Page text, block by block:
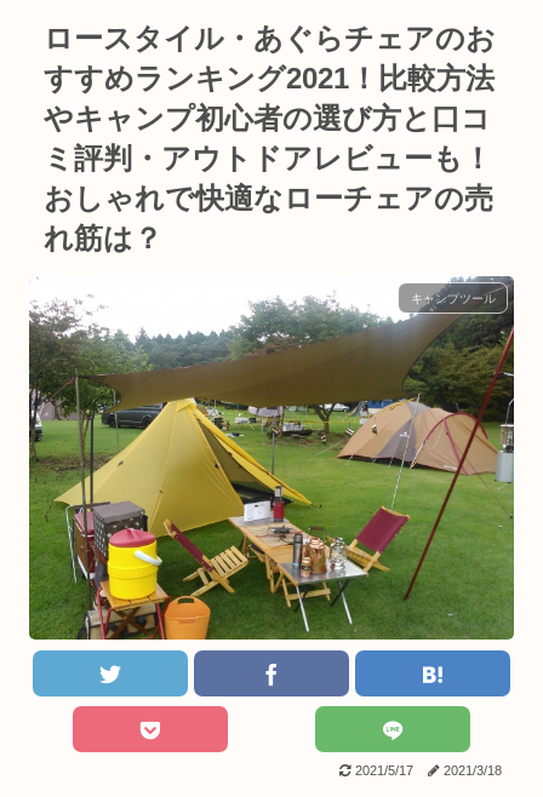
ロースタイル・あぐらチェアのお
すすめランキング2021！比較方法
やキャンプ初心者の選び方と口コ
ミ評判・アウトドアレビューも！
おしゃれで快適なローチェアの売
れ筋は？
キャンプツール
2021/5/17 2021/3/18